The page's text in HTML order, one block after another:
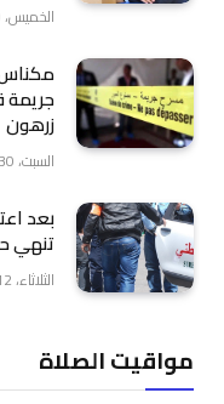
الخميس، 19 ديسمبر 2024
جريمة
زرهون
السبت، 30 مايو 2026
تنهي
الثلاثاء، 12 مايو 2026
مواقيت الصلاة